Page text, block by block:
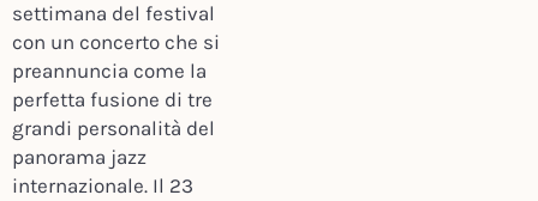
settimana del festival
con un concerto che si
preannuncia come la
perfetta fusione di tre
grandi personalità del
panorama jazz
internazionale. Il 23